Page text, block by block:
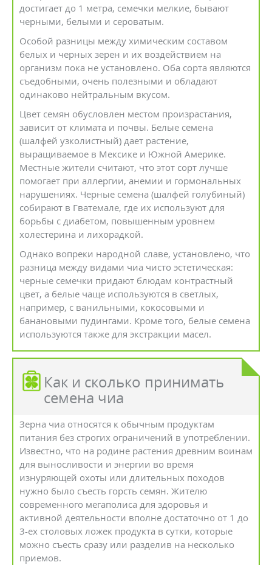
достигает до 1 метра, семечки мелкие, бывают
черными, белыми и сероватым.
Особой разницы между химическим составом
белых и черных зерен и их воздействием на
организм пока не установлено. Оба сорта являются
съедобными, очень полезными и обладают
одинаково нейтральным вкусом.
Цвет семян обусловлен местом произрастания,
зависит от климата и почвы. Белые семена
(шалфей узколистный) дает растение,
выращиваемое в Мексике и Южной Америке.
Местные жители считают, что этот сорт лучше
помогает при аллергии, анемии и гормональных
нарушениях. Черные семена (шалфей голубиный)
собирают в Гватемале, где их используют для
борьбы с диабетом, повышенным уровнем
холестерина и лихорадкой.
Однако вопреки народной славе, установлено, что
разница между видами чиа чисто эстетическая:
черные семечки придают блюдам контрастный
цвет, а белые чаще используются в светлых,
например, с ванильными, кокосовыми и
банановыми пудингами. Кроме того, белые семена
используются также для экстракции масел.
Как и сколько принимать
семена чиа
Зерна чиа относятся к обычным продуктам
питания без строгих ограничений в употреблении.
Известно, что на родине растения древним воинам
для выносливости и энергии во время
изнуряющей охоты или длительных походов
нужно было съесть горсть семян. Жителю
современного мегаполиса для здоровья и
активной деятельности вполне достаточно от 1 до
3-ех столовых ложек продукта в сутки, которые
можно съесть сразу или разделив на несколько
приемов.